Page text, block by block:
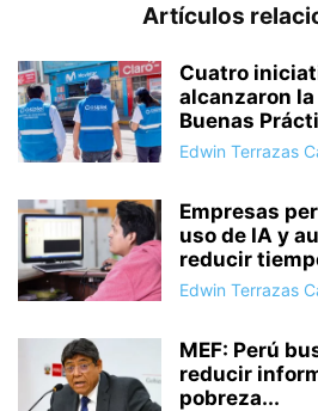
Artículos
Cuatro
alcanzaron
Buenas
Edwin Terrazas
Empresas
uso de IA y
reducir
Edwin Terrazas
MEF: Perú
reducir
pobreza...